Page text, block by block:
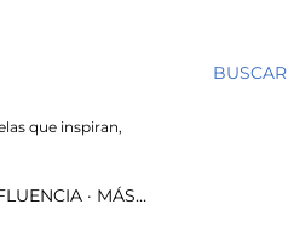
BUSCAR
que inspiran,
MÁS…